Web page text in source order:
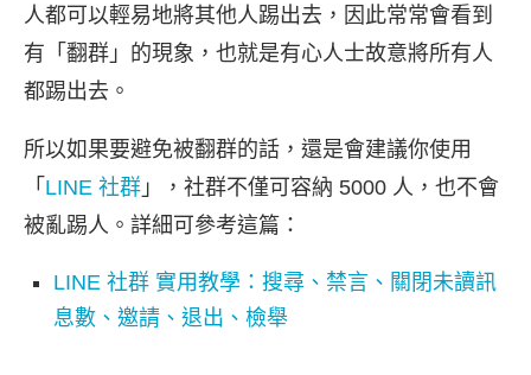
人都可以輕易地將其他人踢出去，因此常常會看到
有「翻群」的現象，也就是有心人士故意將所有人
都踢出去。
所以如果要避免被翻群的話，還是會建議你使用
「 LINE 社群 」，社群不僅可容納 5000 人，也不會
被亂踢人。詳細可參考這篇：
LINE 社群 實用教學：搜尋、禁言、關閉未讀訊
息數、邀請、退出、檢舉